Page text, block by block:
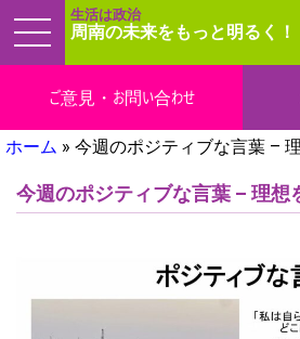
生活は政治
周南の未来をもっと明るく！
ご意見・お問い合わせ
ホーム » 今週のポジティブな言葉 –
今週のポジティブな言葉 – 理想